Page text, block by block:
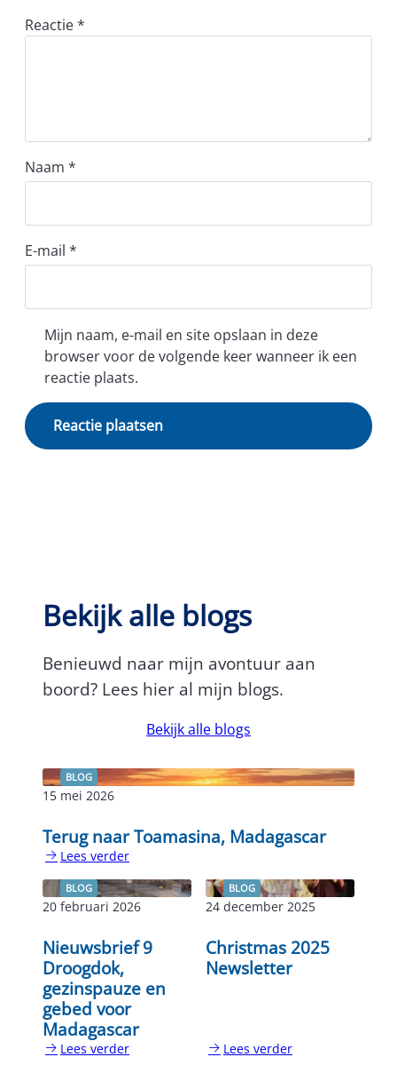
Reactie*
Naam *
E-mail *
Mijn naam, e-mail en site opslaan in deze
browser voor de volgende keer wanneer ik een
reactie plaats.
Bekijk alle blogs
Benieuwd naar mijn avontuur aan
boord? Lees hier al mijn blogs.
Bekijk alle blogs
BLOG
15 mei 2026
Terug naar Toamasina, Madagascar
Lees verder
Terug
naar
Madagascar
BLOG
20 februari 2026
Nieuwsbrief 9
Droogdok,
gezinspauze en
gebed voor
Madagascar
Lees verder
BLOG
24 december 2025
Christmas 2025
Newsletter
Lees verder